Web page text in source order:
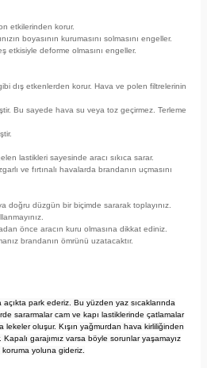
etkilerinden korur.
boyasının kurumasını solmasını engeller.
etkisiyle deforme olmasını engeller.
dış etkenlerden korur. Hava ve polen filtrelerinin
Bu sayede hava su veya toz geçirmez. Terleme
lastikleri sayesinde aracı sıkıca sarar.
ve fırtınalı havalarda brandanın uçmasını
doğru düzgün bir biçimde sararak toplayınız.
önce aracın kuru olmasına dikkat ediniz.
brandanın ömrünü uzatacaktır.
açıkta park ederiz. Bu yüzden yaz sıcaklarında
sararmalar cam ve kapı lastiklerinde çatlamalar
oluşur. Kışın yağmurdan hava kirliliğinden
garajımız varsa böyle sorunlar yaşamayız
koruma yoluna gideriz.